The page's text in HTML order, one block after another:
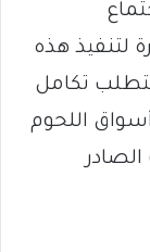
لتنفيذ هذه
تكامل
اللحوم